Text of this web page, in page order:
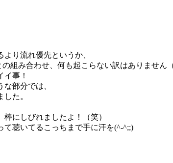
り流れ優先というか、
組み合わせ、何も起こらない訳はありません
事！
部分では、
た。
にしびれましたよ！（笑）
聴いてるこっちまで手に汗を(^-^;;)